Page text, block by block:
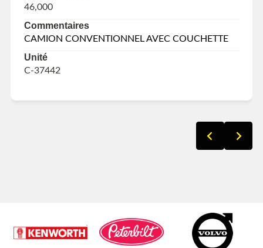
46,000
Commentaires
CAMION CONVENTIONNEL AVEC COUCHETTE
Unité
C-37442